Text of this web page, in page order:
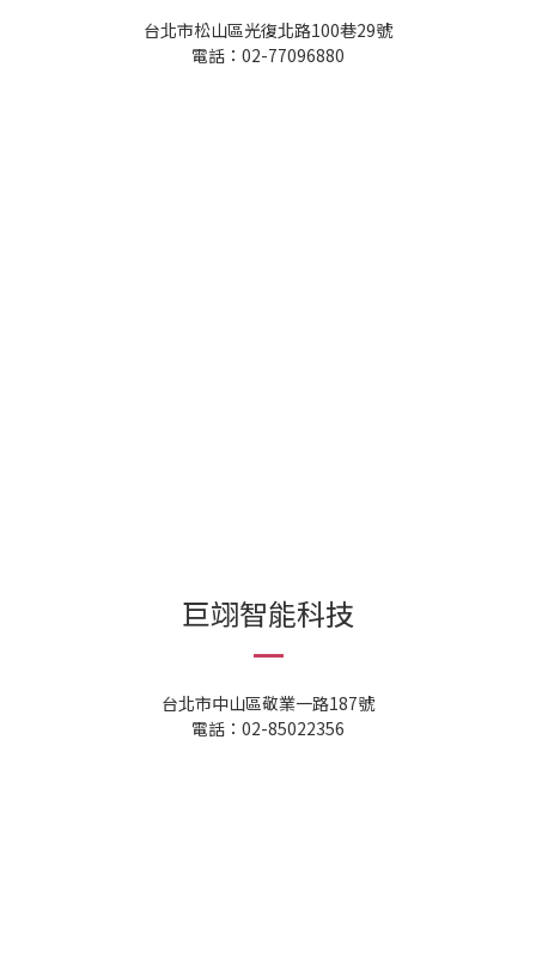
台北市松山區光復北路100巷29號
電話：02-77096880
巨翊智能科技
台北市中山區敬業一路187號
電話：02-85022356